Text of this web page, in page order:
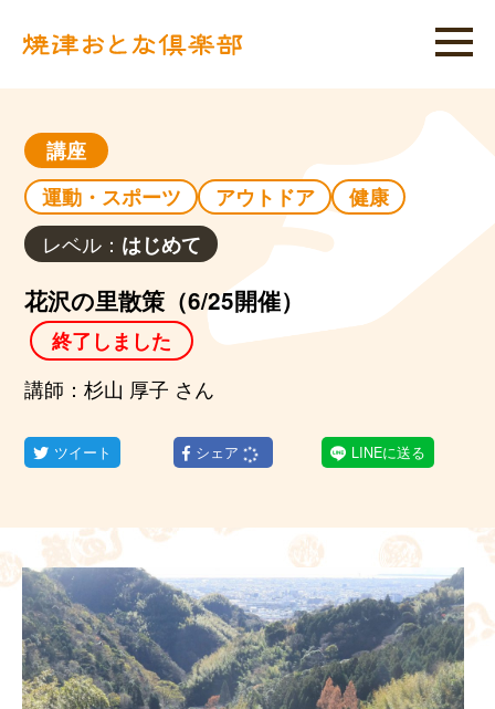
講座
運動・スポーツ
アウトドア
健康
レベル： はじめて
花沢の里散策（6/25開催）
終了しました
講師：杉山 厚子 さん
ツイート シェア LINEに送る